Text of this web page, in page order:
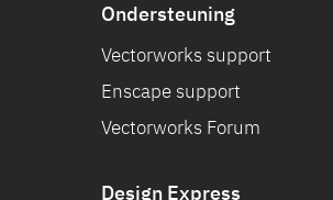
Ondersteuning
Vectorworks support
Enscape support
Vectorworks Forum
Design Express